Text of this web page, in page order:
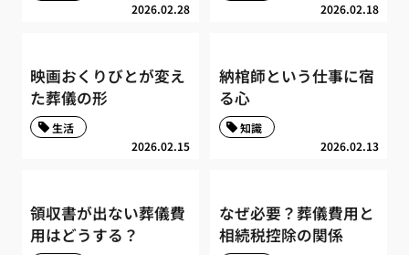
2026.02.28 2026.02.18
映画おくりびとが変え
た葬儀の形
2026.02.15
生活
納棺師という仕事に宿
る心
2026.02.13
知識
領収書が出ない葬儀費
用はどうする？
なぜ必要？葬儀費用と
相続税控除の関係